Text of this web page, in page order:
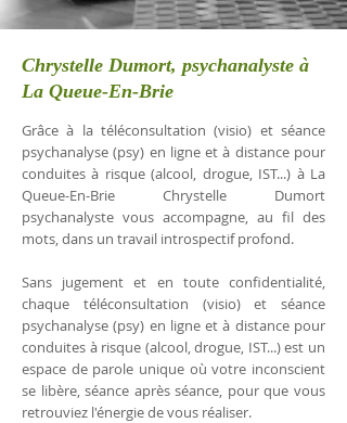
Chrystelle Dumort, psychanalyste à
La Queue-En-Brie
Grâce à la téléconsultation (visio) et séance
psychanalyse (psy) en ligne et à distance pour
conduites à risque (alcool, drogue, IST...) à La
Queue-En-Brie Chrystelle Dumort
psychanalyste vous accompagne, au fil des
mots, dans un travail introspectif profond.
Sans jugement et en toute confidentialité,
chaque téléconsultation (visio) et séance
psychanalyse (psy) en ligne et à distance pour
conduites à risque (alcool, drogue, IST...) est un
espace de parole unique où votre inconscient
se libère, séance après séance, pour que vous
retrouviez l'énergie de vous réaliser.